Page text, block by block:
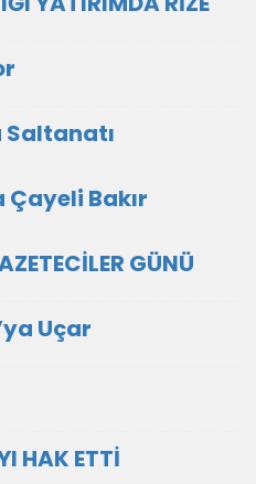
Saltanatı
Bakır
GÜNÜ
Uçar
HAK ETTİ